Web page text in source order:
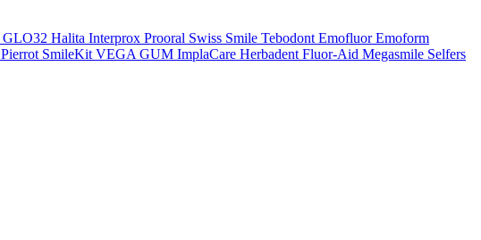
GLO32 Halita Interprox Prooral Swiss Smile Tebodont Emofluor Emoform
Pierrot SmileKit VEGA GUM ImplaCare Herbadent Fluor-Aid Megasmile Selfers